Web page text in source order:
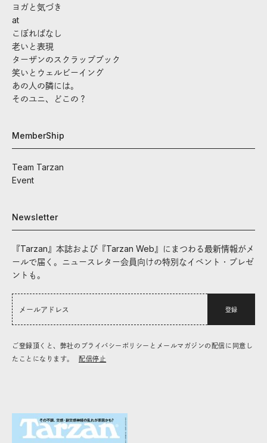
ヨガと気づき
at
こぼればなし
老いと表現
ターザンのスクラップブック
笑いとウェルビーイング
あの人の隣には。
そのユニ、どこの？
MemberShip
Team Tarzan
Event
Newsletter
『Tarzan』本誌および『Tarzan Web』にまつわる最新情報がメ
ールで届く。ニュースレター会員向けの特別なイベント・プレゼ
ントも。
登録
ご登録頂くと、弊社のプライバシーポリシーとメールマガジンの配信に同意し
たことになります。
配信停止